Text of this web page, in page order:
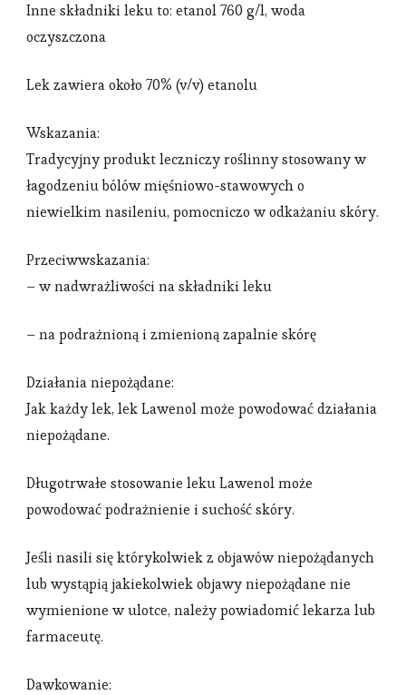
Inne składniki leku to: etanol 760 g/l, woda
oczyszczona
Lek zawiera około 70% (v/v) etanolu
Wskazania:
Tradycyjny produkt leczniczy roślinny stosowany w
łagodzeniu bólów mięśniowo-stawowych o
niewielkim nasileniu, pomocniczo w odkażaniu skóry.
Przeciwwskazania:
– w nadwrażliwości na składniki leku
– na podrażnioną i zmienioną zapalnie skórę
Działania niepożądane:
Jak każdy lek, lek Lawenol może powodować działania
niepożądane.
Długotrwałe stosowanie leku Lawenol może
powodować podrażnienie i suchość skóry.
Jeśli nasili się którykolwiek z objawów niepożądanych
lub wystąpią jakiekolwiek objawy niepożądane nie
wymienione w ulotce, należy powiadomić lekarza lub
farmaceutę.
Dawkowanie: